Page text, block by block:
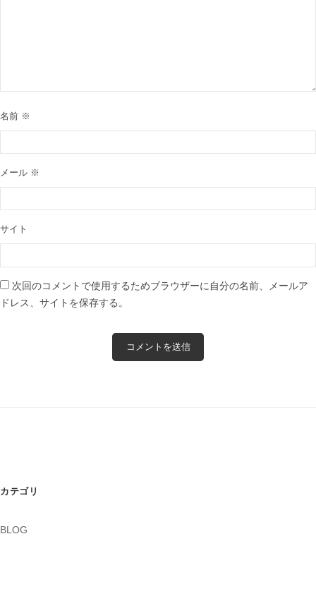
名前 ※
メール ※
サイト
次回のコメントで使用するためブラウザーに自分の名前、メールア
ドレス、サイトを保存する。
カテゴリ
BLOG